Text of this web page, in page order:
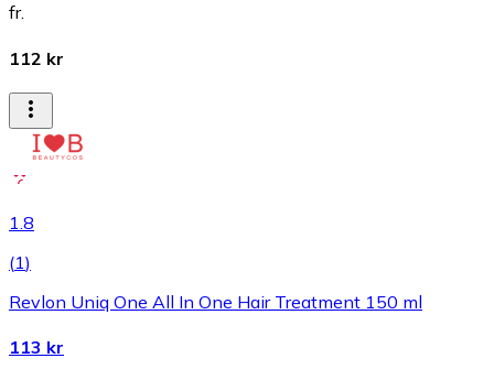
fr.
112 kr
1.8
(1)
Revlon Uniq One All In One Hair Treatment 150 ml
113 kr